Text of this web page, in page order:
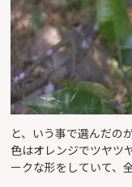
と、いう事で選んだの
色はオレンジでツヤツ
ークな形をしていて、